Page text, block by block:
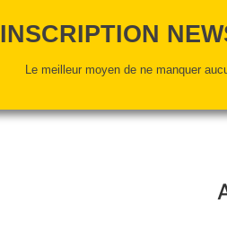
INSCRIPTION
Le meilleur moyen de ne manquer